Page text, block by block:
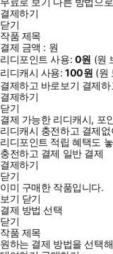
결제하기
닫기
작품 제목
결제 금액 : 원
리디포인트 사용: 0원 (원
리디캐시 사용:100원 (원
결제하고 바로보기 결제
결제하기
닫기
결제 가능한 리디캐시, 포
리디캐시 충전하고 결제
리디포인트 적립 혜택도
충전하고 결제 일반 결제
결제하기
닫기
이미 구매한 작품입니다.
보기 닫기
결제 방법 선택
닫기
작품 제목
원하는 결제 방법을 선택